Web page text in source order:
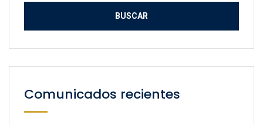
Comunicados recientes